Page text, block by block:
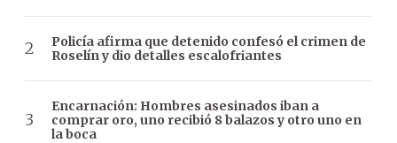
Policía afirma que detenido confesó el crimen de
Roselín y dio detalles escalofriantes
Encarnación: Hombres asesinados iban a
comprar oro, uno recibió 8 balazos y otro uno en
la boca